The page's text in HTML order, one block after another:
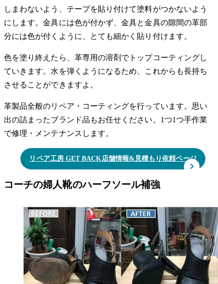
しまわないよう、テープを貼り付けて塗料がつかないよう
にします。金具には色が付かず、金具と金具の隙間の革部
分には色が付くように、とても細かく貼り付けます。
色を塗り終えたら、革専用の溶剤でトップコーティングし
ていきます。水を弾くようになるため、これからも長持ち
させることができますよ。
革製品全般のリペア・コーティングを行っています。思い
出の詰まったブランド品もお任せください。1つ1つ手作業
で修理・メンテナンスします。
リペア工房 GET BACK店舗情報&見積もり依頼ページ
コーチの婦人靴のハーフソール補強